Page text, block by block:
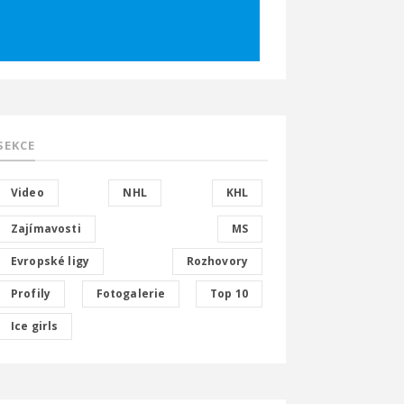
Video NHL KHL
Zajímavosti MS
Evropské ligy Rozhovory
Profily Fotogalerie Top 10
Ice girls